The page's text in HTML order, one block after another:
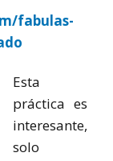
fabulas-
Esta
práctica es
interesante,
solo